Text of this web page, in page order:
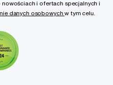
i ofertach specjalnych i
danych osobowychw tym celu.